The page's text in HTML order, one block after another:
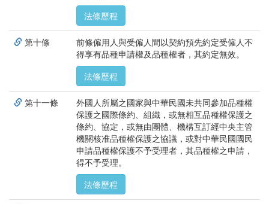
法條歷程
第十條
前條僱用人與受僱人間以契約預先約定受僱人不
得享有品種申請權及品種權者，其約定無效。
法條歷程
第十一條
外國人所屬之國家與中華民國未共同參加品種權
保護之國際條約、組織，或無相互品種權保護之
條約、協定，或無由團體、機構互訂經中央主管
機關核准品種權保護之協議，或對中華民國國民
申請品種權保護不予受理者，其品種權之申請，
得不予受理。
法條歷程